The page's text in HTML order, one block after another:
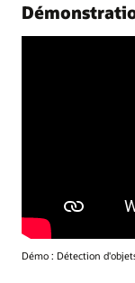
Démo : Détection